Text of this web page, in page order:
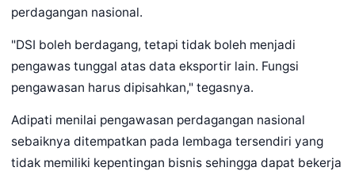
perdagangan nasional.
"DSI boleh berdagang, tetapi tidak boleh menjadi
pengawas tunggal atas data eksportir lain. Fungsi
pengawasan harus dipisahkan," tegasnya.
Adipati menilai pengawasan perdagangan nasional
sebaiknya ditempatkan pada lembaga tersendiri yang
tidak memiliki kepentingan bisnis sehingga dapat bekerja